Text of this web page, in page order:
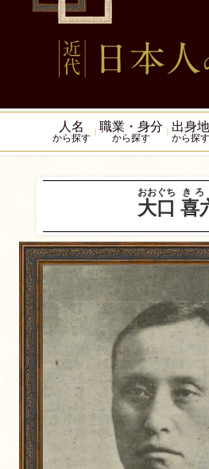
人名
から探す
職業・身分
から探す
出身地
から探す
大口
おおぐち
喜
きろ